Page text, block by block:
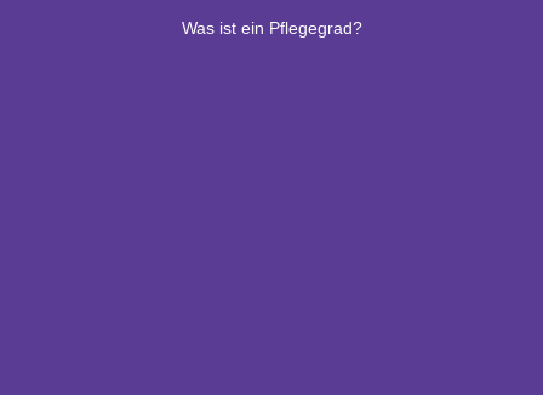
Was ist ein Pflegegrad?